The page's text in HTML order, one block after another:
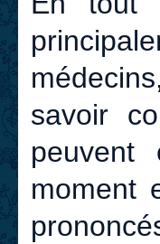
savoir
moment